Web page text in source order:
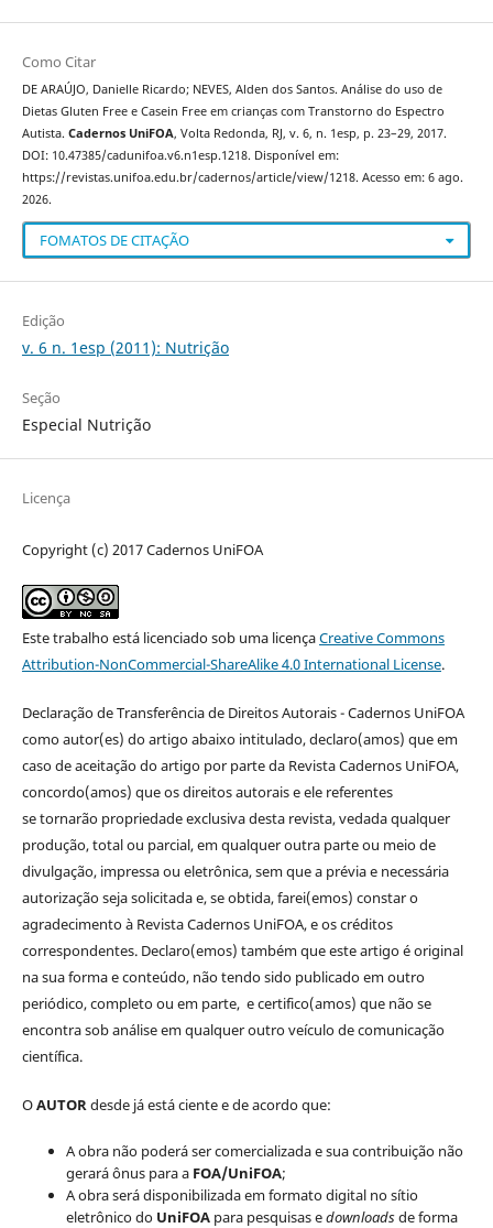
Como Citar
DE ARAÚJO, Danielle Ricardo; NEVES, Alden dos Santos. Análise do uso de
Dietas Gluten Free e Casein Free em crianças com Transtorno do Espectro
Autista. Cadernos UniFOA, Volta Redonda, RJ, v. 6, n. 1esp, p. 23–29, 2017.
DOI: 10.47385/cadunifoa.v6.n1esp.1218. Disponível em:
https://revistas.unifoa.edu.br/cadernos/article/view/1218. Acesso em: 6 ago.
2026.
FOMATOS DE CITAÇÃO
Edição
v. 6 n. 1esp (2011): Nutrição
Seção
Especial Nutrição
Licença
Copyright (c) 2017 Cadernos UniFOA
Este trabalho está licenciado sob uma licençaCreative Commons
Attribution-NonCommercial-ShareAlike 4.0 International License.
Declaração de Transferência de Direitos Autorais - Cadernos UniFOA
como autor(es) do artigo abaixo intitulado, declaro(amos) que em
caso de aceitação do artigo por parte da Revista Cadernos UniFOA,
concordo(amos) que os direitos autorais e ele referentes
se tornarão propriedade exclusiva desta revista, vedada qualquer
produção, total ou parcial, em qualquer outra parte ou meio de
divulgação, impressa ou eletrônica, sem que a prévia e necessária
autorização seja solicitada e, se obtida, farei(emos) constar o
agradecimento à Revista Cadernos UniFOA, e os créditos
correspondentes. Declaro(emos) também que este artigo é original
na sua forma e conteúdo, não tendo sido publicado em outro
periódico, completo ou em parte, e certifico(amos) que não se
encontra sob análise em qualquer outro veículo de comunicação
científica.
OAUTORdesde já está ciente e de acordo que:
A obra não poderá ser comercializada e sua contribuição não
gerará ônus para a FOA/UniFOA;
A obra será disponibilizada em formato digital no sítio
eletrônico do UniFOApara pesquisas edownloadsde forma